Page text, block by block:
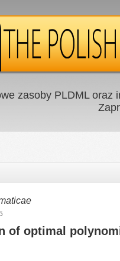
zasoby PLDML
of optimal